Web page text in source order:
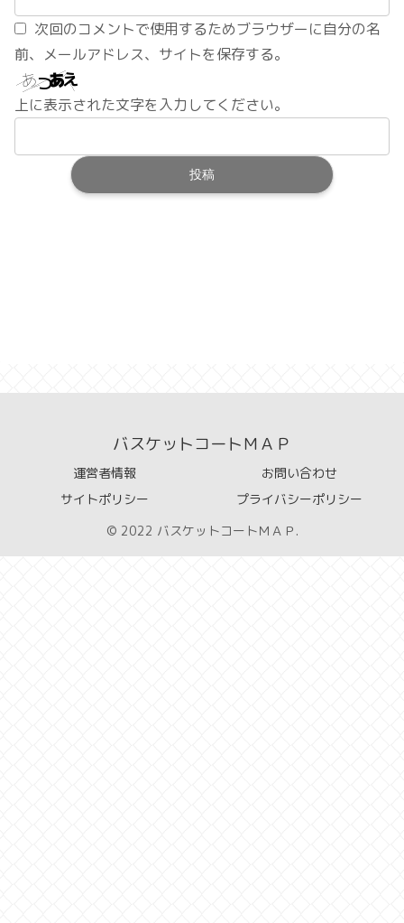
次回のコメントで使用するためブラウザーに自分の名
前、メールアドレス、サイトを保存する。
上に表示された文字を入力してください。
バスケットコートＭＡＰ
運営者情報
お問い合わせ
サイトポリシー
プライバシーポリシー
© 2022 バスケットコートＭＡＰ.